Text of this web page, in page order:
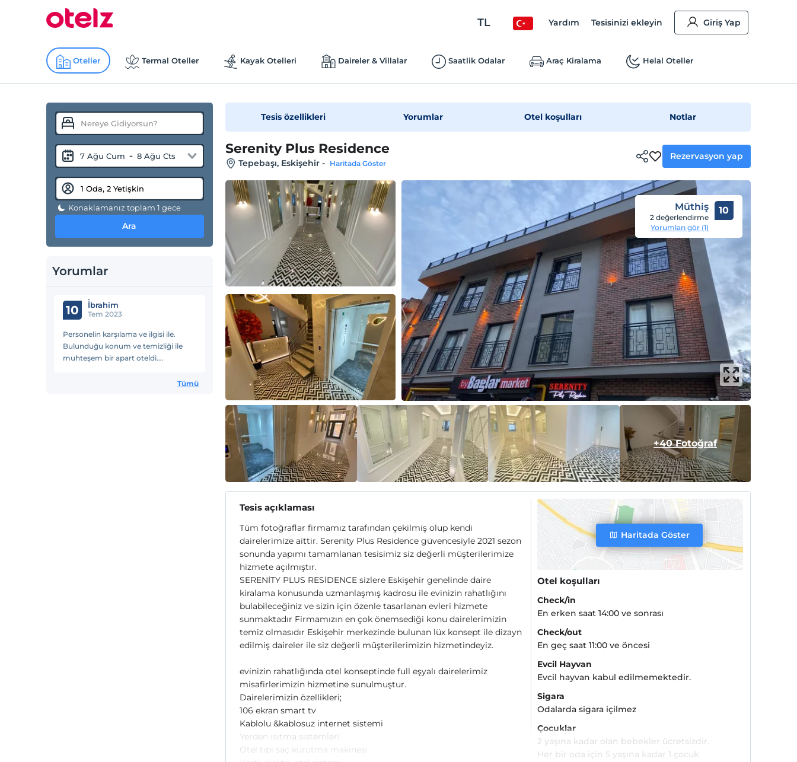
TL Yardım Tesisinizi ekleyin Giriş Yap
Oteller Termal Oteller Kayak Otelleri Daireler & Villalar Saatlik Odalar Araç Kiralama Helal Oteller
7 Ağu Cum - 8 Ağu Cts
Konaklamanız toplam 1 gece
Ara
Yorumlar
10 İ̇brahim
Tem 2023
Personelin karşılama ve ilgisi ile.
Bulunduğu konum ve temizliği ile
muhteşem bir apart oteldi.
Tümü
Tesis özellikleri Yorumlar Otel koşulları Notlar
Serenity Plus Residence
Tepebaşı, Eskişehir- Haritada Göster
Rezervasyon yap
Müthiş
2 değerlendirme
Yorumları gör (1)
10
+40 Fotoğraf
Tesis açıklaması
Tüm fotoğraflar firmamız tarafından çekilmiş olup kendi
dairelerimize aittir. Serenity Plus Residence güvencesiyle 2021 sezon
sonunda yapımı tamamlanan tesisimiz siz değerli müşterilerimize
hizmete açılmıştır.
SERENİTY PLUS RESİDENCE sizlere Eskişehir genelinde daire
kiralama konusunda uzmanlaşmış kadrosu ile evinizin rahatlığını
bulabileceğiniz ve sizin için özenle tasarlanan evleri hizmete
sunmaktadır Firmamızın en çok önemsediği konu dairelerimizin
temiz olmasıdır Eskişehir merkezinde bulunan lüx konsept ile dizayn
edilmiş daireler ile siz değerli müşterilerimizin hizmetindeyiz.
evinizin rahatlığında otel konseptinde full eşyalı dairelerimiz
misafirlerimizin hizmetine sunulmuştur.
Dairelerimizin özellikleri;
106 ekran smart tv
Kablolu &kablosuz internet sistemi
Yerden ısıtma sistemleri
Otel tipi saç kurutma makinesi
Haritada Göster
Otel koşulları
Check/in
En erken saat 14:00 ve sonrası
Check/out
En geç saat 11:00 ve öncesi
Evcil Hayvan
Evcil hayvan kabul edilmemektedir.
Sigara
Odalarda sigara içilmez
Çocuklar
2 yaşına kadar olan bebekler ücretsizdir.
Her bir oda için 5 yaşına kadar 1 çocuk